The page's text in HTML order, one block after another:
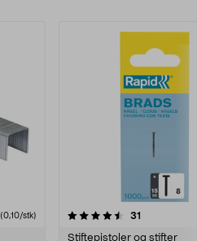
(0,10/stk) 31
Stiftepistoler og stifter
4.5av 5 stjerner